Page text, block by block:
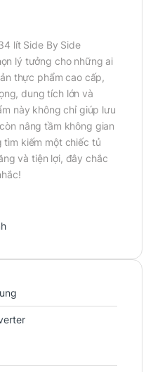
lít Side By Side
lý tưởng cho những ai
thực phẩm cao cấp,
dung tích lớn và
này không chỉ giúp lưu
nâng tầm không gian
tìm kiếm một chiếc tủ
và tiện lợi, đây chắc